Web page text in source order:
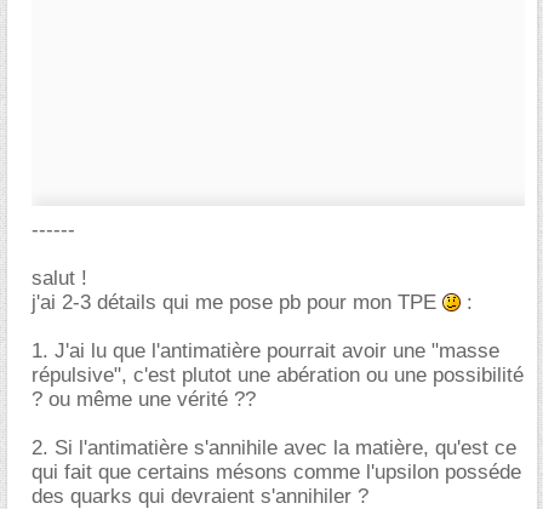
------
salut !
j'ai 2-3 détails qui me pose pb pour mon TPE
:
1. J'ai lu que l'antimatière pourrait avoir une "masse
répulsive", c'est plutot une abération ou une possibilité
? ou même une vérité ??
2. Si l'antimatière s'annihile avec la matière, qu'est ce
qui fait que certains mésons comme l'upsilon posséde
des quarks qui devraient s'annihiler ?